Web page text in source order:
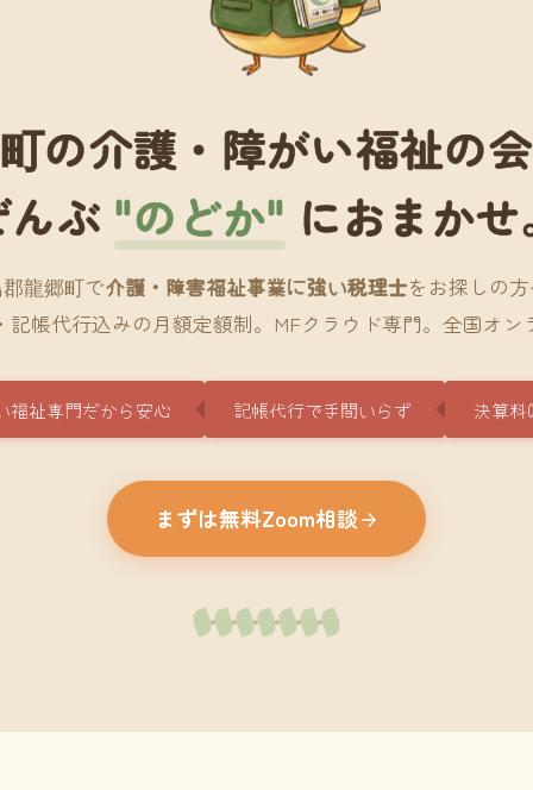
の介護・障がい福祉の会
ぶ "のどか" におまかせ
龍郷町で介護・障害福祉事業に強い税理士をお探しの方
記帳代行込みの月額定額制。MFクラウド専門。全国オン
福祉専門だから安心 記帳代行で手間いらず 決算料
まずは無料Zoom相談